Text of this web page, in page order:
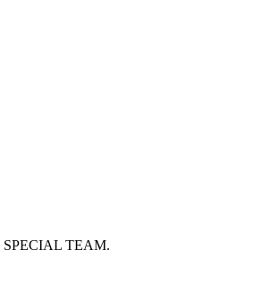
SPECIAL TEAM.